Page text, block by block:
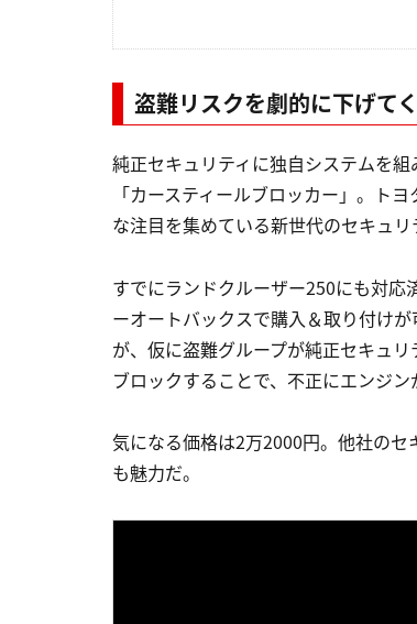
盗難リスクを劇的に下げて
純正セキュリティに独自システムを
「カースティールブロッカー」。ト
な注目を集めている新世代のセキュリ
すでにランドクルーザー250にも対
ーオートバックスで購入＆取り付け
が、仮に盗難グループが純正セキュ
ブロックすることで、不正にエンジン
気になる価格は2万2000円。他社の
も魅力だ。